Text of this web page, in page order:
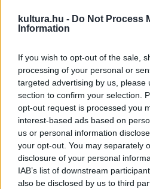
kultura.hu - Do Not Process
Information
If you wish to opt-out of the sale,
processing of your personal or
targeted advertising by us, please
section to confirm your selection.
opt-out request is processed you
interest-based ads based on
us or personal information
your opt-out. You may separately
disclosure of your personal
IAB’s list of downstream
also be disclosed by us to third
Kedden ad koncertet a Borbély
formáció. Az előadó szerint a
fennállásának 20. évfordulóját
Fesztivál és Improvizációs Tábor,
és egykori tanára is.
Ugyancsak kedden este hallhatja
Liane Carrollt, a dzsessz és a
nemcsak nagyszerű énekes, de
követi a Németh Trio Ferenc,